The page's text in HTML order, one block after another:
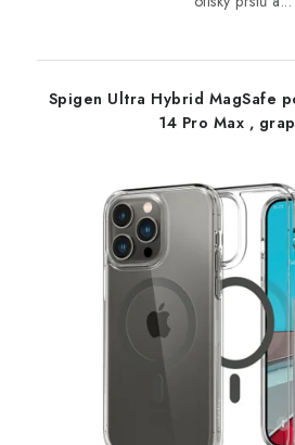
Spigen Ultra Hybrid MagSafe
14 Pro Max ,